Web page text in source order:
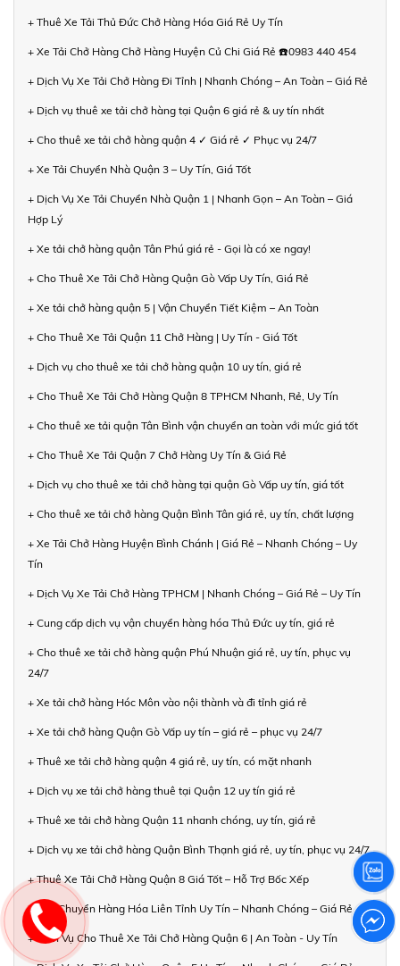
+ Thuê Xe Tải Thủ Đức Chở Hàng Hóa Giá Rẻ Uy Tín
+ Xe Tải Chở Hàng Chở Hàng Huyện Củ Chi Giá Rẻ ☎️0983 440 454
+ Dịch Vụ Xe Tải Chở Hàng Đi Tỉnh | Nhanh Chóng – An Toàn – Giá Rẻ
+ Dịch vụ thuê xe tải chở hàng tại Quận 6 giá rẻ & uy tín nhất
+ Cho thuê xe tải chở hàng quận 4 ✓ Giá rẻ ✓ Phục vụ 24/7
+ Xe Tải Chuyển Nhà Quận 3 – Uy Tín, Giá Tốt
+ Dịch Vụ Xe Tải Chuyển Nhà Quận 1 | Nhanh Gọn – An Toàn – Giá
Hợp Lý
+ Xe tải chở hàng quận Tân Phú giá rẻ - Gọi là có xe ngay!
+ Cho Thuê Xe Tải Chở Hàng Quận Gò Vấp Uy Tín, Giá Rẻ
+ Xe tải chở hàng quận 5 | Vận Chuyển Tiết Kiệm – An Toàn
+ Cho Thuê Xe Tải Quận 11 Chở Hàng | Uy Tín - Giá Tốt
+ Dịch vụ cho thuê xe tải chở hàng quận 10 uy tín, giá rẻ
+ Cho Thuê Xe Tải Chở Hàng Quận 8 TPHCM Nhanh, Rẻ, Uy Tín
+ Cho thuê xe tải quận Tân Bình vận chuyển an toàn với mức giá tốt
+ Cho Thuê Xe Tải Quận 7 Chở Hàng Uy Tín & Giá Rẻ
+ Dịch vụ cho thuê xe tải chở hàng tại quận Gò Vấp uy tín, giá tốt
+ Cho thuê xe tải chở hàng Quận Bình Tân giá rẻ, uy tín, chất lượng
+ Xe Tải Chở Hàng Huyện Bình Chánh | Giá Rẻ – Nhanh Chóng – Uy
Tín
+ Dịch Vụ Xe Tải Chở Hàng TPHCM | Nhanh Chóng – Giá Rẻ – Uy Tín
+ Cung cấp dịch vụ vận chuyển hàng hóa Thủ Đức uy tín, giá rẻ
+ Cho thuê xe tải chở hàng quận Phú Nhuận giá rẻ, uy tín, phục vụ
24/7
+ Xe tải chở hàng Hóc Môn vào nội thành và đi tỉnh giá rẻ
+ Xe tải chở hàng Quận Gò Vấp uy tín – giá rẻ – phục vụ 24/7
+ Thuê xe tải chở hàng quận 4 giá rẻ, uy tín, có mặt nhanh
+ Dịch vụ xe tải chở hàng thuê tại Quận 12 uy tín giá rẻ
+ Thuê xe tải chở hàng Quận 11 nhanh chóng, uy tín, giá rẻ
+ Dịch vụ xe tải chở hàng Quận Bình Thạnh giá rẻ, uy tín, phục vụ 24/7
+ Thuê Xe Tải Chở Hàng Quận 8 Giá Tốt – Hỗ Trợ Bốc Xếp
+ Vận Chuyển Hàng Hóa Liên Tỉnh Uy Tín – Nhanh Chóng – Giá Rẻ
+ Dịch Vụ Cho Thuê Xe Tải Chở Hàng Quận 6 | An Toàn - Uy Tín